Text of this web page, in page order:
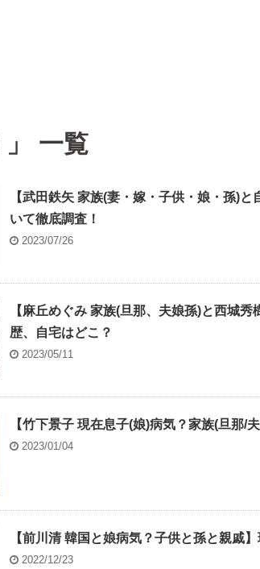
」 一覧
【武田鉄矢 家族(妻・嫁・子供・娘・孫)
いて徹底調査！
2023/07/26
【麻丘めぐみ 家族(旦那、夫娘孫)と西城
歴、自宅はどこ？
2023/05/11
【竹下景子 現在息子(娘)病気？家族(旦那/
2023/01/04
【前川清 韓国と娘病気？子供と孫と親戚
2022/12/23